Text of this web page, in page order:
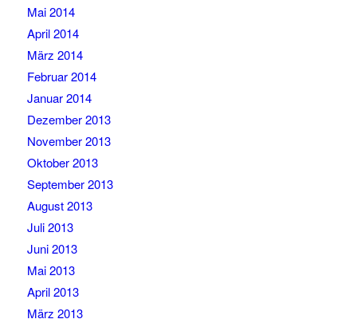
Mai 2014
April 2014
März 2014
Februar 2014
Januar 2014
Dezember 2013
November 2013
Oktober 2013
September 2013
August 2013
Juli 2013
Juni 2013
Mai 2013
April 2013
März 2013